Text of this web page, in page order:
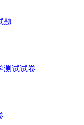
题
测试试卷